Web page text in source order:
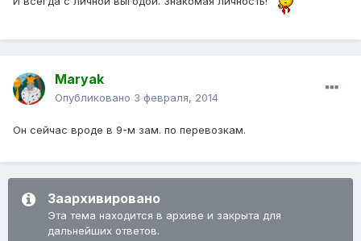
Maryak
Опубликовано 3 февраля, 2014
Он сейчас вроде в 9-м зам. по перевозкам.
Заархивировано
Эта тема находится в архиве и закрыта для
дальнейших ответов.